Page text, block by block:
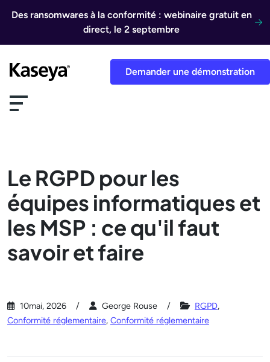
Des ransomwares à la conformité : webinaire gratuit en
direct, le 2 septembre
Demander une démonstration
Le RGPD pour les
équipes informatiques et
les MSP : ce qu'il faut
savoir et faire
10mai, 2026 George Rouse RGPD,
Conformité réglementaire, Conformité réglementaire